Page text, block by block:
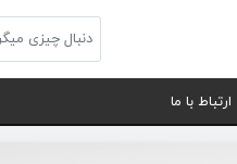
ارتباط با ما